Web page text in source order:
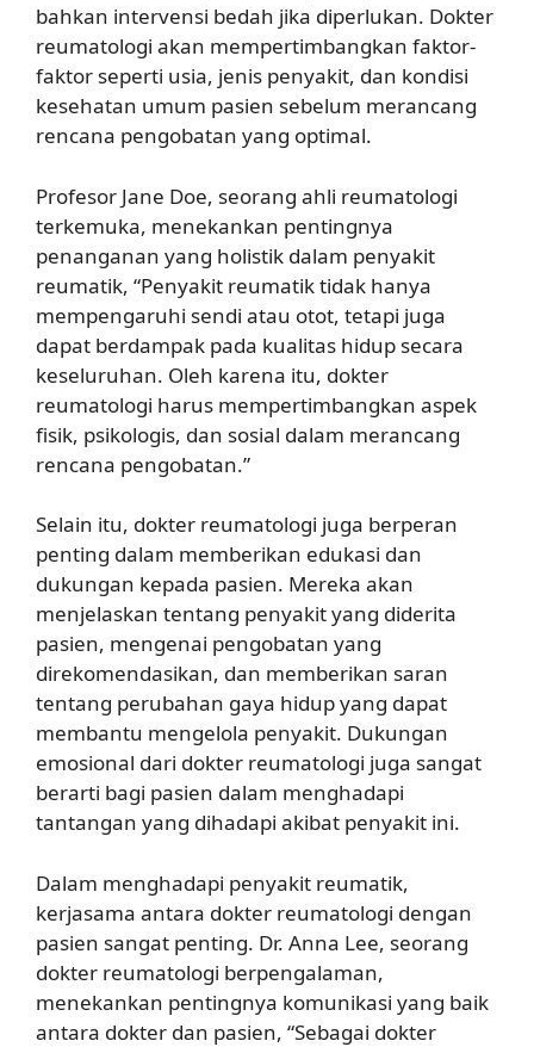
bahkan intervensi bedah jika diperlukan. Dokter
reumatologi akan mempertimbangkan faktor-
faktor seperti usia, jenis penyakit, dan kondisi
kesehatan umum pasien sebelum merancang
rencana pengobatan yang optimal.
Profesor Jane Doe, seorang ahli reumatologi
terkemuka, menekankan pentingnya
penanganan yang holistik dalam penyakit
reumatik, “Penyakit reumatik tidak hanya
mempengaruhi sendi atau otot, tetapi juga
dapat berdampak pada kualitas hidup secara
keseluruhan. Oleh karena itu, dokter
reumatologi harus mempertimbangkan aspek
fisik, psikologis, dan sosial dalam merancang
rencana pengobatan.”
Selain itu, dokter reumatologi juga berperan
penting dalam memberikan edukasi dan
dukungan kepada pasien. Mereka akan
menjelaskan tentang penyakit yang diderita
pasien, mengenai pengobatan yang
direkomendasikan, dan memberikan saran
tentang perubahan gaya hidup yang dapat
membantu mengelola penyakit. Dukungan
emosional dari dokter reumatologi juga sangat
berarti bagi pasien dalam menghadapi
tantangan yang dihadapi akibat penyakit ini.
Dalam menghadapi penyakit reumatik,
kerjasama antara dokter reumatologi dengan
pasien sangat penting. Dr. Anna Lee, seorang
dokter reumatologi berpengalaman,
menekankan pentingnya komunikasi yang baik
antara dokter dan pasien, “Sebagai dokter